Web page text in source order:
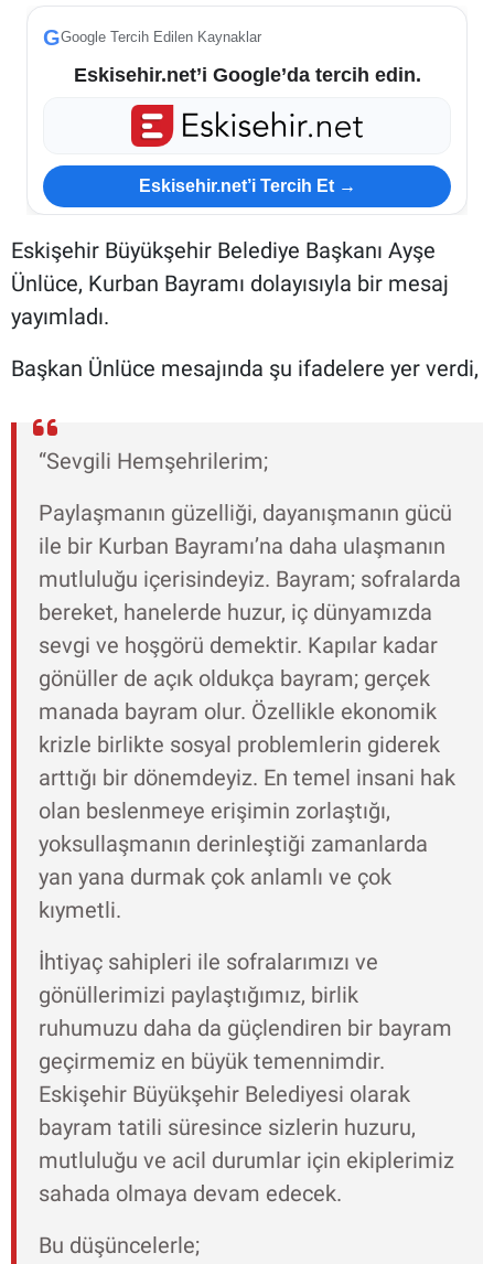
GGoogle Tercih Edilen Kaynaklar
Eskisehir.net’i Google’da tercih edin.
Eskisehir.net’i Tercih Et →
Eskişehir Büyükşehir Belediye Başkanı Ayşe
Ünlüce, Kurban Bayramı dolayısıyla bir mesaj
yayımladı.
Başkan Ünlüce mesajında şu ifadelere yer verdi,
“Sevgili Hemşehrilerim;
Paylaşmanın güzelliği, dayanışmanın gücü
ile bir Kurban Bayramı’na daha ulaşmanın
mutluluğu içerisindeyiz. Bayram; sofralarda
bereket, hanelerde huzur, iç dünyamızda
sevgi ve hoşgörü demektir. Kapılar kadar
gönüller de açık oldukça bayram; gerçek
manada bayram olur. Özellikle ekonomik
krizle birlikte sosyal problemlerin giderek
arttığı bir dönemdeyiz. En temel insani hak
olan beslenmeye erişimin zorlaştığı,
yoksullaşmanın derinleştiği zamanlarda
yan yana durmak çok anlamlı ve çok
kıymetli.
İhtiyaç sahipleri ile sofralarımızı ve
gönüllerimizi paylaştığımız, birlik
ruhumuzu daha da güçlendiren bir bayram
geçirmemiz en büyük temennimdir.
Eskişehir Büyükşehir Belediyesi olarak
bayram tatili süresince sizlerin huzuru,
mutluluğu ve acil durumlar için ekiplerimiz
sahada olmaya devam edecek.
Bu düşüncelerle;